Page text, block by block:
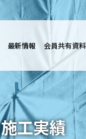
最新情報 会員共有資料
施工実績